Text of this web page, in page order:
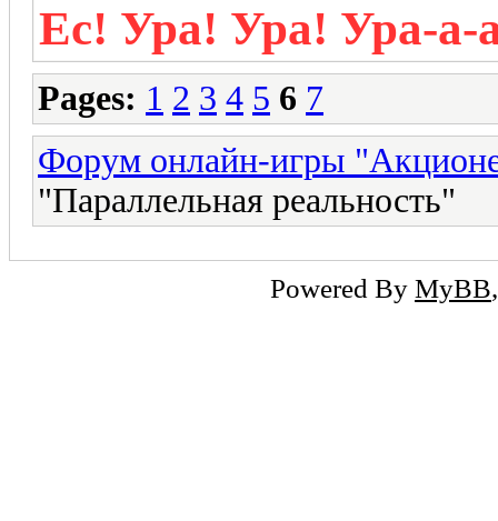
Ес! Ура! Ура! Ура-а-
Pages: 1 2 3 4 5 6 7
Форум онлайн-игры
"Параллельная реальность"
Powered By MyBB